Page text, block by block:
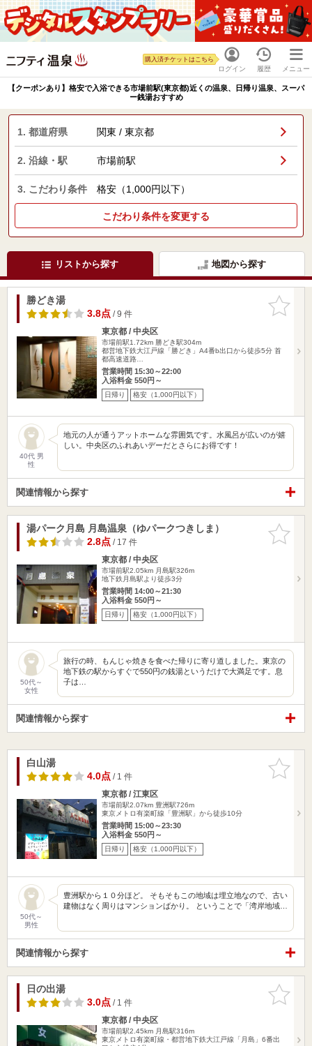
ログイン
購入済チケットはこちら
履歴 メニュー
【クーポンあり】格安で入浴できる市場前駅(東京都)近くの温泉、日帰り温泉、スーパ
ー銭湯おすすめ
1. 都道府県 関東 / 東京都
2. 沿線・駅 市場前駅
3. こだわり条件 格安（1,000円以下）
こだわり条件を変更する
リストから探す 地図から探す
お気に入
りに追加
勝どき湯
3.8点/ 9 件
東京都 / 中央区
市場前駅1.72km 勝どき駅304m
都営地下鉄大江戸線「勝どき」A4番b出口から徒歩5分 首
都高速道路…
営業時間 15:30～22:00
入浴料金 550円～
日帰り 格安（1,000円以下）
40代 男
性
地元の人が通うアットホームな雰囲気です。水風呂が広いのが嬉
しい。中央区のふれあいデーだとさらにお得です！
関連情報から探す
お気に入
りに追加
湯パーク月島 月島温泉（ゆパークつきしま）
2.8点/ 17 件
東京都 / 中央区
市場前駅2.05km 月島駅326m
地下鉄月島駅より徒歩3分
営業時間 14:00～21:30
入浴料金 550円～
日帰り 格安（1,000円以下）
50代～
女性
旅行の時、もんじゃ焼きを食べた帰りに寄り道しました。東京の
地下鉄の駅からすぐで550円の銭湯というだけで大満足です。息
子は…
関連情報から探す
お気に入
りに追加
白山湯
4.0点/ 1 件
東京都 / 江東区
市場前駅2.07km 豊洲駅726m
東京メトロ有楽町線「豊洲駅」から徒歩10分
営業時間 15:00～23:30
入浴料金 550円～
日帰り 格安（1,000円以下）
50代～
男性
豊洲駅から１０分ほど。 そもそもこの地域は埋立地なので、古い
建物はなく周りはマンションばかり。 ということで「湾岸地域…
関連情報から探す
お気に入
りに追加
日の出湯
3.0点/ 1 件
東京都 / 中央区
市場前駅2.45km 月島駅316m
東京メトロ有楽町線・都営地下鉄大江戸線「月島」6番出